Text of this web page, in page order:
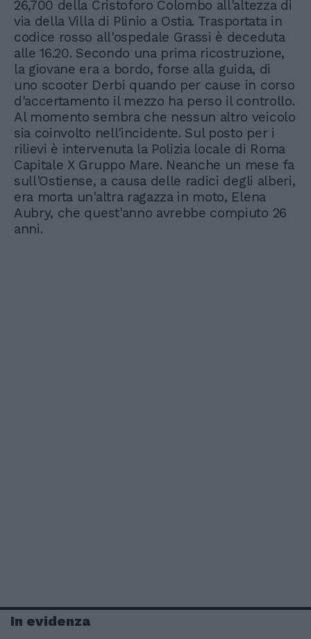
26,700 della Cristoforo Colombo all'altezza di
via della Villa di Plinio a Ostia. Trasportata in
codice rosso all'ospedale Grassi è deceduta
alle 16.20. Secondo una prima ricostruzione,
la giovane era a bordo, forse alla guida, di
uno scooter Derbi quando per cause in corso
d'accertamento il mezzo ha perso il controllo.
Al momento sembra che nessun altro veicolo
sia coinvolto nell'incidente. Sul posto per i
rilievi è intervenuta la Polizia locale di Roma
Capitale X Gruppo Mare. Neanche un mese fa
sull'Ostiense, a causa delle radici degli alberi,
era morta un'altra ragazza in moto, Elena
Aubry, che quest'anno avrebbe compiuto 26
anni.
In evidenza